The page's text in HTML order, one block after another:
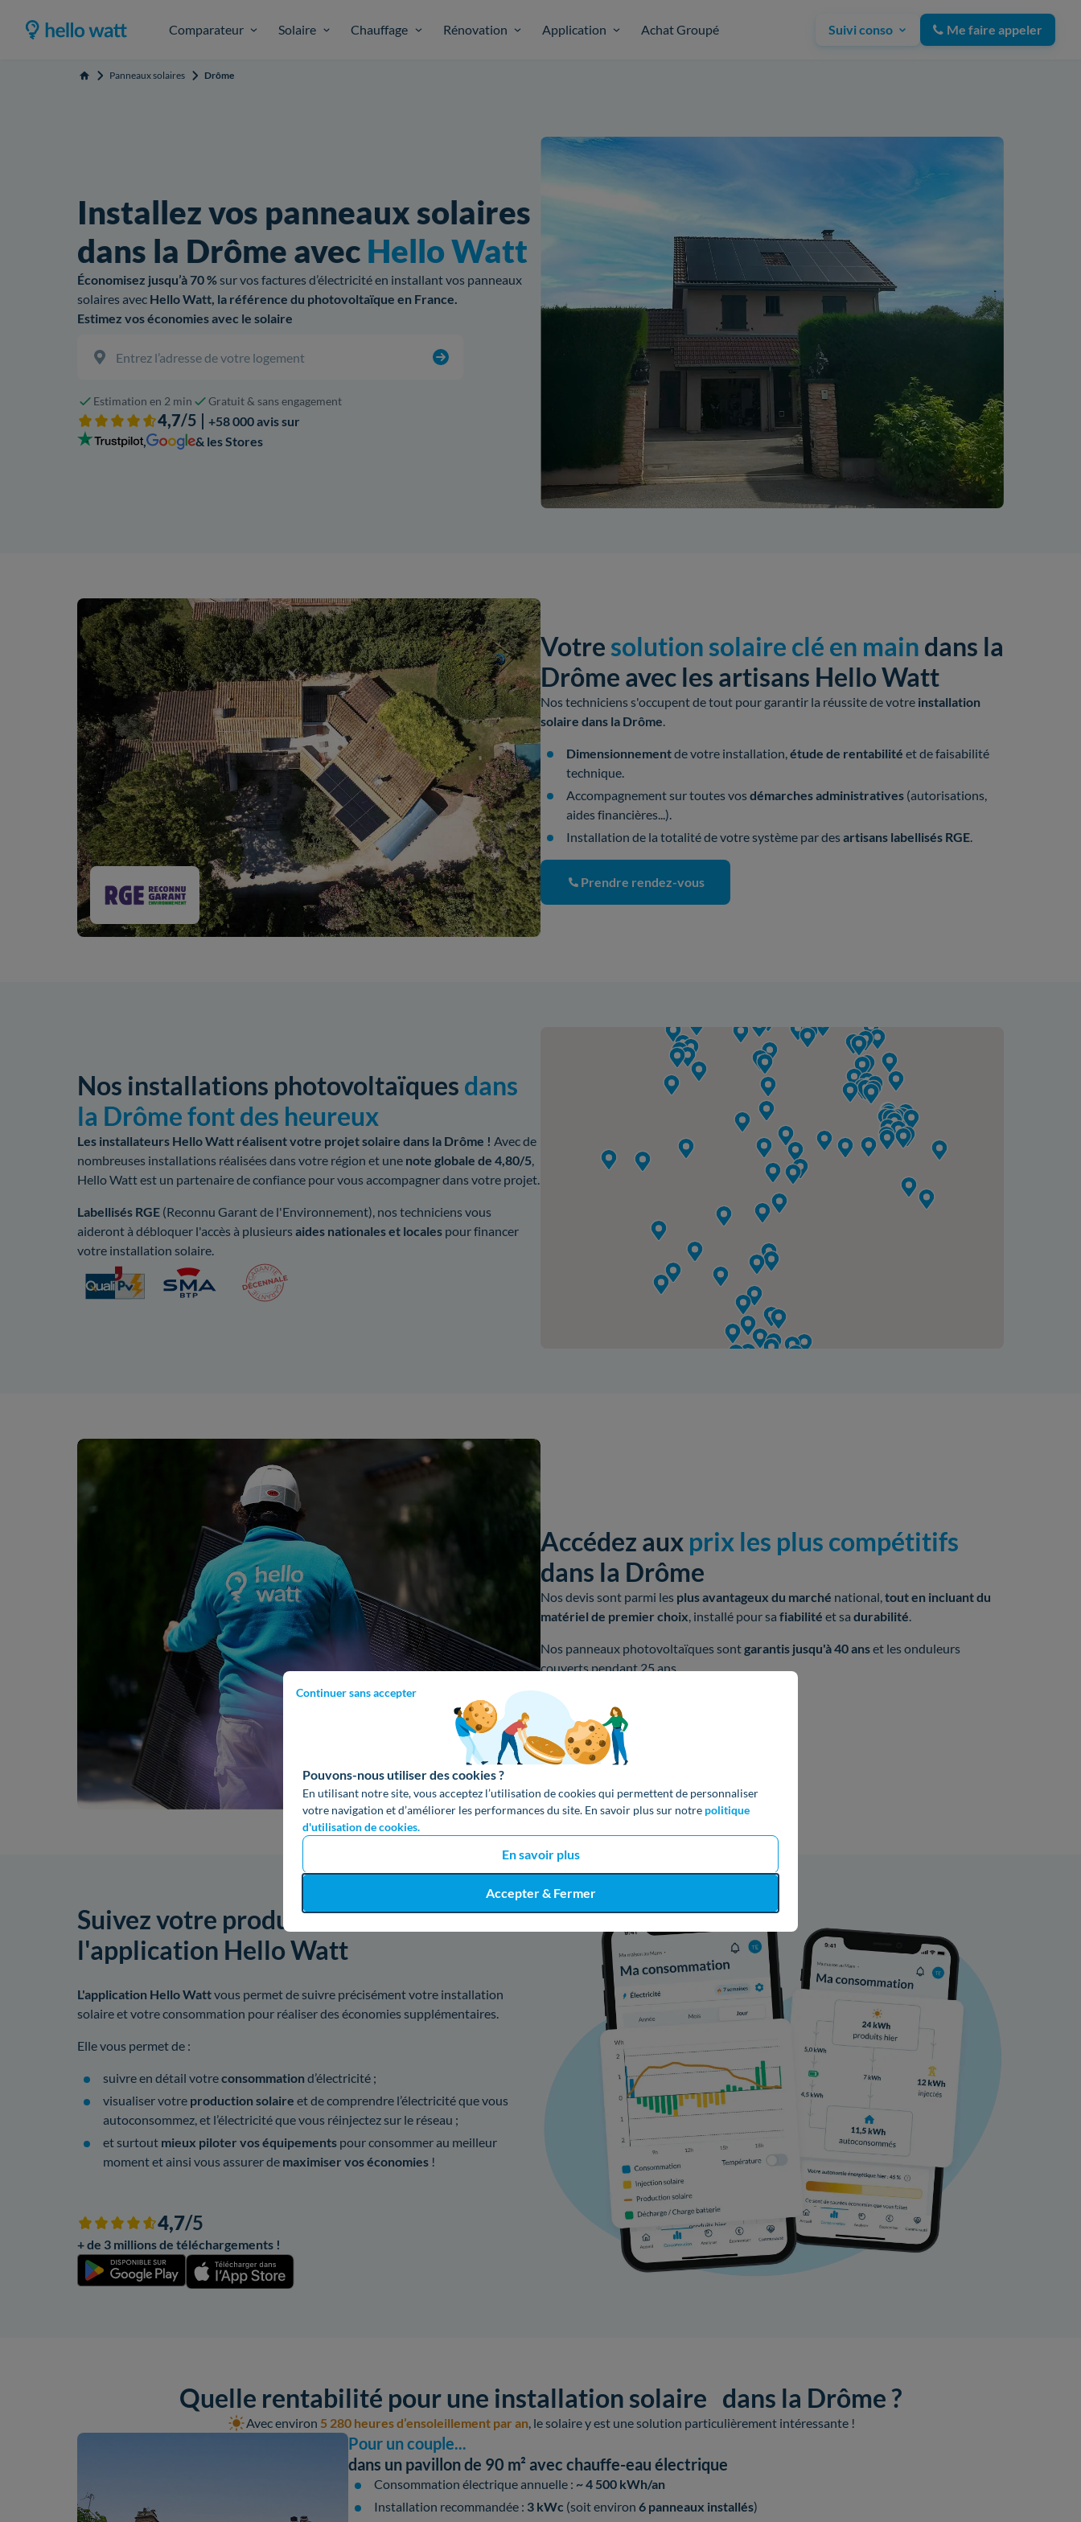
Comparateur Solaire Chauffage Rénovation Application Achat Groupé Suivi conso Me faire appeler
Accueil Panneaux solaires Drôme
Continuer sans accepter
Pouvons-nous utiliser des cookies ?
En utilisant notre site, vous acceptez l’utilisation de cookies qui permettent de personnaliser
votre navigation et d’améliorer les performances du site. En savoir plus sur notre politique
d'utilisation de cookies.
En savoir plus
Accepter & Fermer
Installez vos panneaux solaires
dans la Drôme avec Hello Watt
Économisez jusqu’à 70 %sur vos factures d’électricité en installant vos panneaux
solaires avec Hello Watt, la référence du photovoltaïque en France.
Estimez vos économies avec le solaire
Estimation en 2 min Gratuit & sans engagement
4,7/5 | +58 000 avis sur
,
& les Stores
Votre solution solaire clé en main dans la
Drôme avec les artisans Hello Watt
Nos techniciens s'occupent de tout pour garantir la réussite de votre installation
solaire dans la Drôme
Dimensionnementde votre installation, étude de rentabilité et de faisabilité
technique.
Accompagnement sur toutes vosdémarches administratives (autorisations,
aides financières...).
Installation de la totalité de votre système par desartisans labellisés RGE
Prendre rendez-vous
Nos installations photovoltaïques dans
la Drôme font des heureux
Les installateurs Hello Watt réalisent votre projet solaire dans la Drôme ! Avec de
nombreuses installations réalisées dans votre région et une note globale de 4,80/5,
Hello Watt est un partenaire de confiance pour vous accompagner dans votre projet.
Labellisés RGE (Reconnu Garant de l'Environnement), nos techniciens vous
aideront à débloquer l'accès à plusieurs aides nationales et locales pour financer
votre installation solaire.
Accédez aux prix les plus compétitifs
dans la Drôme
Nos devis sont parmi les plus avantageux du marché national, tout en incluant du
matériel de premier choix , installé pour sa fiabilité et sa durabilité
Nos panneaux photovoltaïques sontgarantis jusqu'à 40 anset les onduleurs
couverts pendant 25 ans.
Suivez votre production solaire avec
l'application Hello Watt
L'application Hello Wattvous permet de suivre précisément votre installation
solaire et votre consommation pour réaliser des économies supplémentaires.
Elle vous permet de :
suivre en détail votreconsommation d’électricité ;
visualiser votre production solaire et de comprendre l’électricité que vous
autoconsommez, et l’électricité que vous réinjectez sur le réseau ;
et surtout mieux piloter vos équipements pour consommer au meilleur
moment et ainsi vous assurer de maximiser vos économies !
4,7/5
+ de 3 millions de téléchargements !
Quelle rentabilité pour une installation solaire dans la Drôme ?
Avec environ 5 280 heures d’ensoleillement par an, le solaire y est une solution particulièrement intéressante !
Pour un couple...
dans un pavillon de 90 m² avec chauffe-eau électrique
Consommation électrique annuelle : ~ 4 500 kWh/an
Installation recommandée : 3 kWc (soit environ6 panneaux installés)